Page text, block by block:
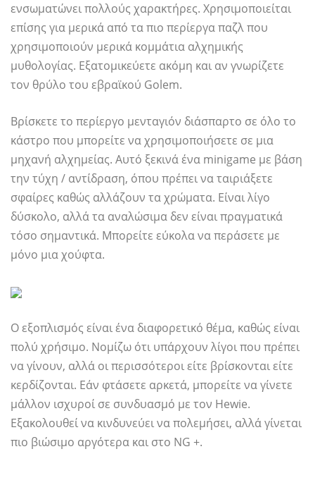
ενσωματώνει πολλούς χαρακτήρες. Χρησιμοποιείται
επίσης για μερικά από τα πιο περίεργα παζλ που
χρησιμοποιούν μερικά κομμάτια αλχημικής
μυθολογίας. Εξατομικεύετε ακόμη και αν γνωρίζετε
τον θρύλο του εβραϊκού Golem.
Βρίσκετε το περίεργο μενταγιόν διάσπαρτο σε όλο το
κάστρο που μπορείτε να χρησιμοποιήσετε σε μια
μηχανή αλχημείας. Αυτό ξεκινά ένα minigame με βάση
την τύχη / αντίδραση, όπου πρέπει να ταιριάξετε
σφαίρες καθώς αλλάζουν τα χρώματα. Είναι λίγο
δύσκολο, αλλά τα αναλώσιμα δεν είναι πραγματικά
τόσο σημαντικά. Μπορείτε εύκολα να περάσετε με
μόνο μια χούφτα.
Ο εξοπλισμός είναι ένα διαφορετικό θέμα, καθώς είναι
πολύ χρήσιμο. Νομίζω ότι υπάρχουν λίγοι που πρέπει
να γίνουν, αλλά οι περισσότεροι είτε βρίσκονται είτε
κερδίζονται. Εάν φτάσετε αρκετά, μπορείτε να γίνετε
μάλλον ισχυροί σε συνδυασμό με τον Hewie.
Εξακολουθεί να κινδυνεύει να πολεμήσει, αλλά γίνεται
πιο βιώσιμο αργότερα και στο NG +.